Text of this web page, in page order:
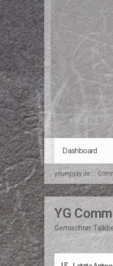
Dashboard
younggay.de :::
YG
Gemischter